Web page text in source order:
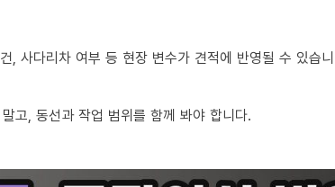
, 사다리차 여부 등 현장 변수가 견적에 반영될 수 있습
고, 동선과 작업 범위를 함께 봐야 합니다.